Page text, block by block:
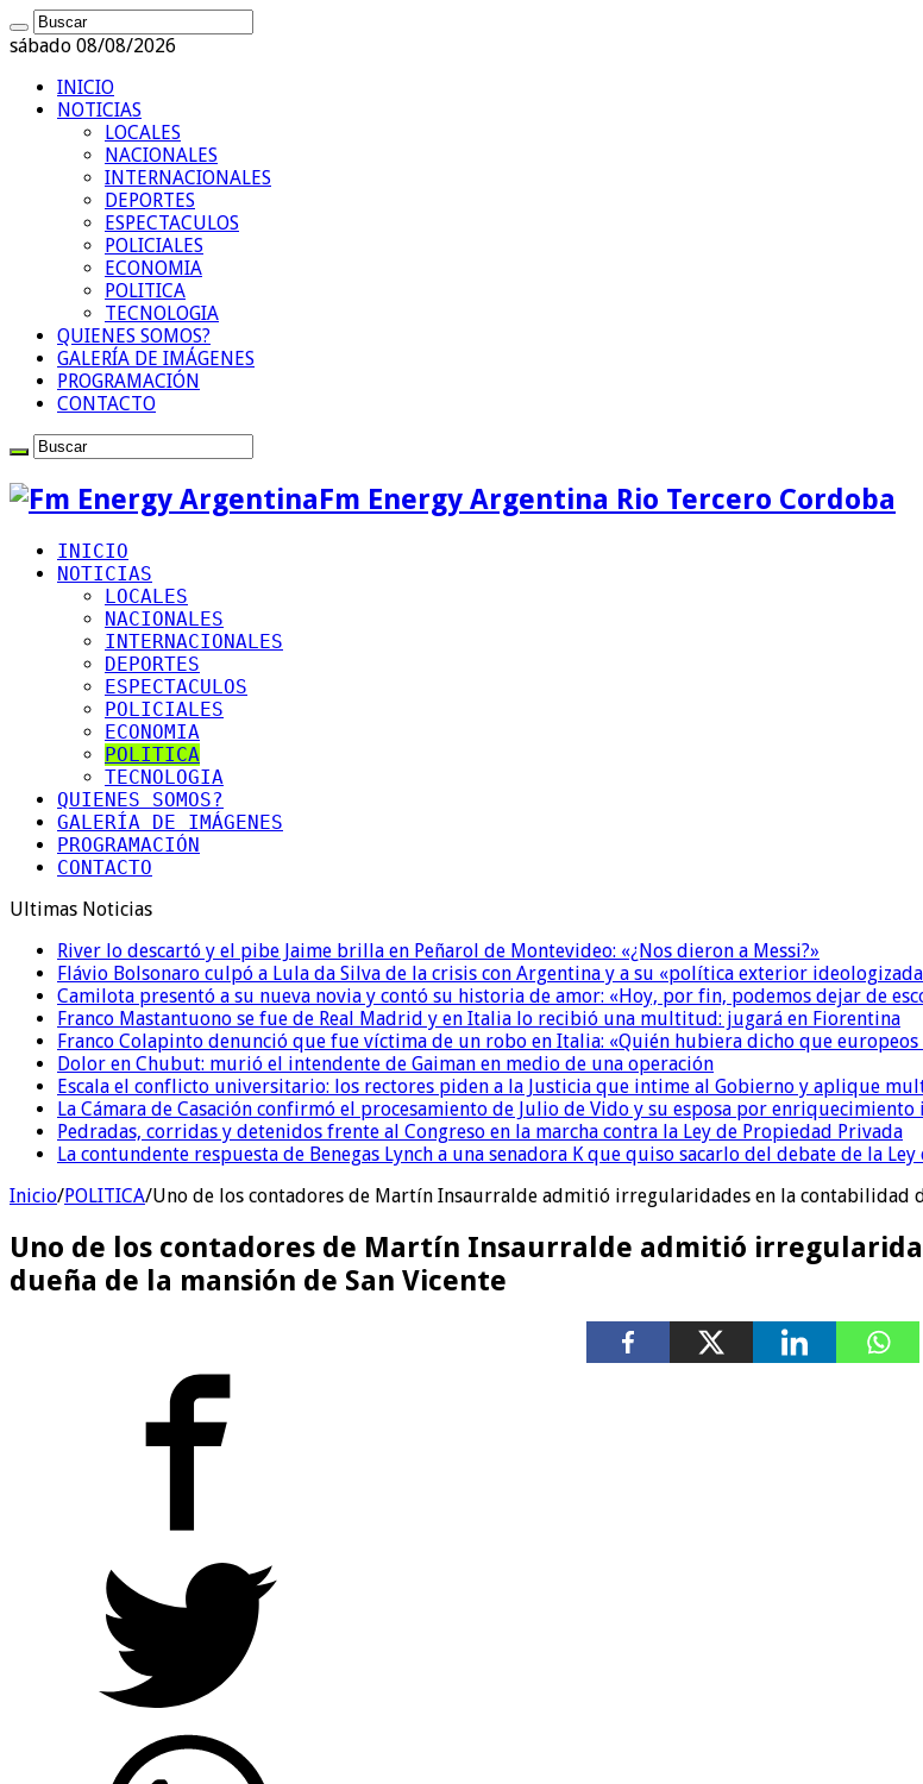
sábado 08/08/2026
INICIO
NOTICIAS
LOCALES
NACIONALES
INTERNACIONALES
DEPORTES
ESPECTACULOS
POLICIALES
ECONOMIA
POLITICA
TECNOLOGIA
QUIENES SOMOS?
GALERÍA DE IMÁGENES
PROGRAMACIÓN
CONTACTO
Fm Energy Argentina Rio Tercero Cordoba
INICIO
NOTICIAS
LOCALES
NACIONALES
INTERNACIONALES
DEPORTES
ESPECTACULOS
POLICIALES
ECONOMIA
POLITICA
TECNOLOGIA
QUIENES SOMOS?
GALERÍA DE IMÁGENES
PROGRAMACIÓN
CONTACTO
Ultimas Noticias
River lo descartó y el pibe Jaime brilla en Peñarol de Montevideo: «¿Nos dieron a Messi?»
Flávio Bolsonaro culpó a Lula da Silva de la crisis con Argentina y a su «política exterior
Camilota presentó a su nueva novia y contó su historia de amor: «Hoy, por fin, podemos dejar de
Franco Mastantuono se fue de Real Madrid y en Italia lo recibió una multitud: jugará en Fiorentina
Franco Colapinto denunció que fue víctima de un robo en Italia: «Quién hubiera dicho que
Dolor en Chubut: murió el intendente de Gaiman en medio de una operación
Escala el conflicto universitario: los rectores piden a la Justicia que intime al Gobierno y aplique
La Cámara de Casación confirmó el procesamiento de Julio de Vido y su esposa por
Pedradas, corridas y detenidos frente al Congreso en la marcha contra la Ley de Propiedad Privada
La contundente respuesta de Benegas Lynch a una senadora K que quiso sacarlo del debate de la
Inicio/POLITICA/Uno de los contadores de Martín Insaurralde admitió irregularidades en la contabilidad
Uno de los contadores de Martín Insaurralde admitió
dueña de la mansión de San Vicente